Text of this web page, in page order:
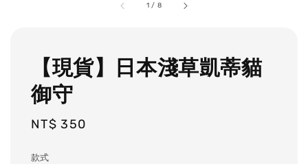
1 / 8
【現貨】日本淺草凱蒂貓
御守
Regular
NT$ 350
款式